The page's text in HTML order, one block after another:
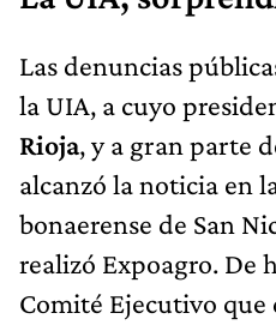
Las denuncias
la UIA, a cuyo
Rioja, y a gran parte
alcanzó la noticia en
bonaerense de San
realizó Expoagro. De
Comité Ejecutivo que